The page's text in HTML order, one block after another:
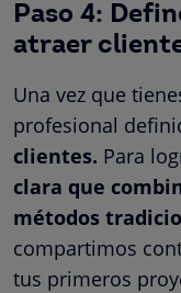
Paso 4:
atraer
Una vez que
profesional
clientes. Para
clara que
métodos
compartimos
tus primeros